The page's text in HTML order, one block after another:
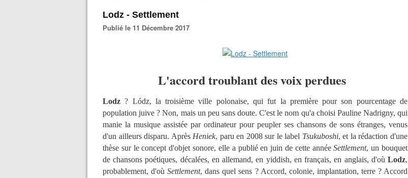
Lodz - Settlement
Publié le 11 Décembre 2017
L'accord troublant des voix perdues
Lodz ? Lódz, la troisième ville polonaise, qui fut la première pour son pourcentage de
population juive ? Non, mais un peu sans doute. C'est le nom qu'a choisi Pauline Nadrigny, qui
manie la musique assistée par ordinateur pour peupler ses chansons de sons étranges, venus
d'un ailleurs disparu. Après Heniek, paru en 2008 sur le label Tsukuboshi, et la rédaction d'une
thèse sur le concept d'objet sonore, elle a publié en juin de cette annéeSettlement, un bouquet
de chansons poétiques, décalées, en allemand, en yiddish, en français, en anglais, d'où Lodz,
probablement, d'oùSettlement, dans quel sens ? Accord, colonie, implantation, terre ? Accord